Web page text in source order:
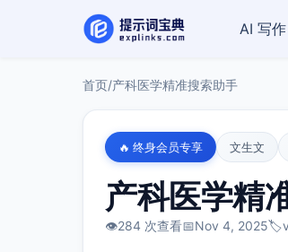
AI 写作
首页/产科医学精准搜索助手
🔥 终身会员专享 文生文
产科医学精
👁️284 次查看📅Nov 4, 2025🏷️